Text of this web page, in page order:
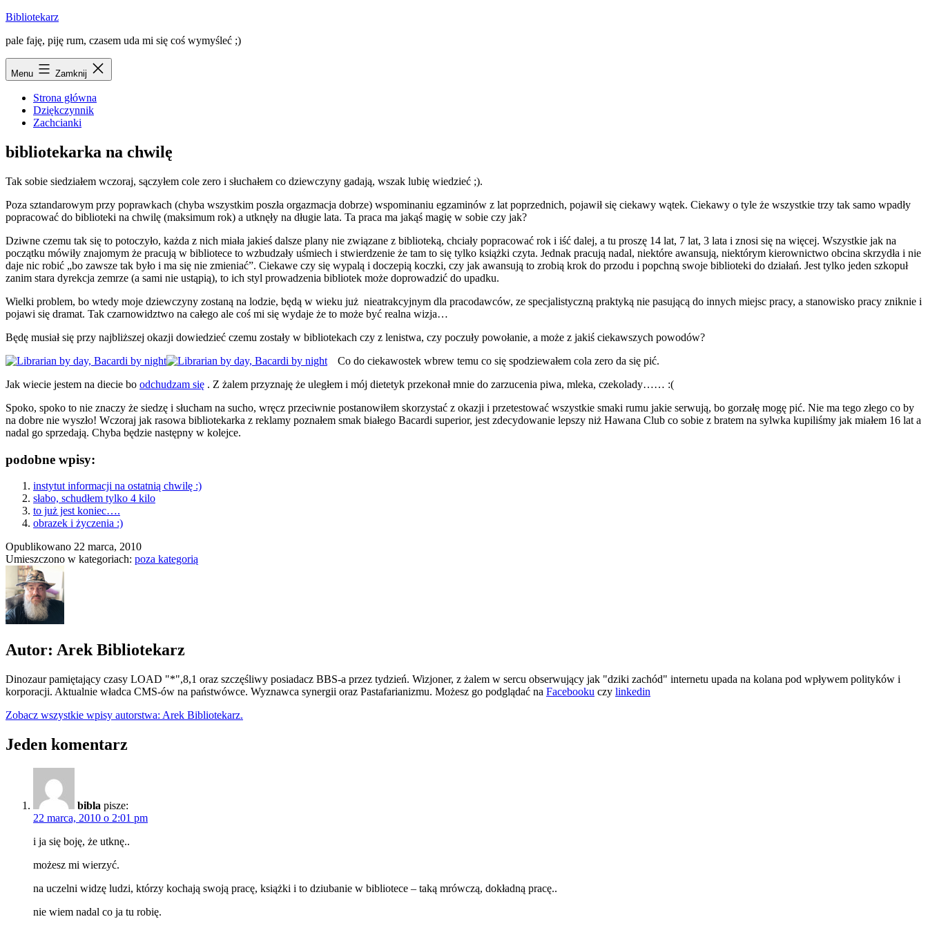
Przejdź
treści
Bibliotekarz
pale faję, piję rum, czasem uda mi się coś wymyśleć ;)
Menu Zamknij
Strona główna
Dziękczynnik
Zachcianki
bibliotekarka na chwilę
Tak sobie siedziałem wczoraj, sączyłem cole zero i słuchałem co dziewczyny gadają, wszak lubię wiedzieć ;).
Poza sztandarowym przy poprawkach (chyba wszystkim poszła orgazmacja dobrze) wspominaniu egzaminów z lat poprzednich, pojawił się ciekawy wątek. Ciekawy o tyle że wszystkie trzy tak samo wpadły
popracować do biblioteki na chwilę (maksimum rok) a utknęły na długie lata. Ta praca ma jakąś magię w sobie czy jak?
Dziwne czemu tak się to potoczyło, każda z nich miała jakieś dalsze plany nie związane z biblioteką, chciały popracować rok i iść dalej, a tu proszę 14 lat, 7 lat, 3 lata i znosi się na więcej. Wszystkie jak na
początku mówiły znajomym że pracują w bibliotece to wzbudzały uśmiech i stwierdzenie że tam to się tylko książki czyta. Jednak pracują nadal, niektóre awansują, niektórym kierownictwo obcina skrzydła i nie
daje nic robić „bo zawsze tak było i ma się nie zmieniać”. Ciekawe czy się wypalą i doczepią koczki, czy jak awansują to zrobią krok do przodu i popchną swoje biblioteki do działań. Jest tylko jeden szkopuł
zanim stara dyrekcja zemrze (a sami nie ustąpią), to ich styl prowadzenia bibliotek może doprowadzić do upadku.
Wielki problem, bo wtedy moje dziewczyny zostaną na lodzie, będą w wieku już nieatrakcyjnym dla pracodawców, ze specjalistyczną praktyką nie pasującą do innych miejsc pracy, a stanowisko pracy zniknie i
pojawi się dramat. Tak czarnowidztwo na całego ale coś mi się wydaje że to może być realna wizja…
Będę musiał się przy najbliższej okazji dowiedzieć czemu zostały w bibliotekach czy z lenistwa, czy poczuły powołanie, a może z jakiś ciekawszych powodów?
Co do ciekawostek wbrew temu co się spodziewałem cola zero da się pić.
Jak wiecie jestem na diecie bo odchudzam się . Z żalem przyznaję że uległem i mój dietetyk przekonał mnie do zarzucenia piwa, mleka, czekolady…… :(
Spoko, spoko to nie znaczy że siedzę i słucham na sucho, wręcz przeciwnie postanowiłem skorzystać z okazji i przetestować wszystkie smaki rumu jakie serwują, bo gorzałę mogę pić. Nie ma tego złego co by
na dobre nie wyszło! Wczoraj jak rasowa bibliotekarka z reklamy poznałem smak białego Bacardi superior, jest zdecydowanie lepszy niż Hawana Club co sobie z bratem na sylwka kupiliśmy jak miałem 16 lat a
nadal go sprzedają. Chyba będzie następny w kolejce.
podobne wpisy:
instytut informacji na ostatnią chwilę :)
słabo, schudłem tylko 4 kilo
to już jest koniec….
obrazek i życzenia :)
Opublikowano 22 marca, 2010
Umieszczono w kategoriach: poza kategorią
Autor: Arek Bibliotekarz
Dinozaur pamiętający czasy LOAD "*",8,1 oraz szczęśliwy posiadacz BBS-a przez tydzień. Wizjoner, z żalem w sercu obserwujący jak "dziki zachód" internetu upada na kolana pod wpływem polityków i
korporacji. Aktualnie władca CMS-ów na państwówce. Wyznawca synergii oraz Pastafarianizmu. Możesz go podglądać na Facebooku czy linkedin
Zobacz wszystkie wpisy autorstwa: Arek Bibliotekarz.
Jeden komentarz
bibla pisze:
22 marca, 2010 o 2:01 pm
i ja się boję, że utknę..
możesz mi wierzyć.
na uczelni widzę ludzi, którzy kochają swoją pracę, książki i to dziubanie w bibliotece – taką mrówczą, dokładną pracę..
nie wiem nadal co ja tu robię.